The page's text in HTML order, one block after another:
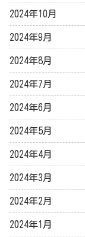
2024年10月
2024年9月
2024年8月
2024年7月
2024年6月
2024年5月
2024年4月
2024年3月
2024年2月
2024年1月